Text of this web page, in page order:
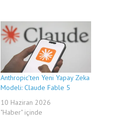
Anthropic’ten Yeni Yapay Zeka
Modeli: Claude Fable 5
10 Haziran 2026
"Haber" içinde